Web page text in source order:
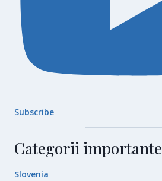
Subscribe
Categorii importante
Slovenia